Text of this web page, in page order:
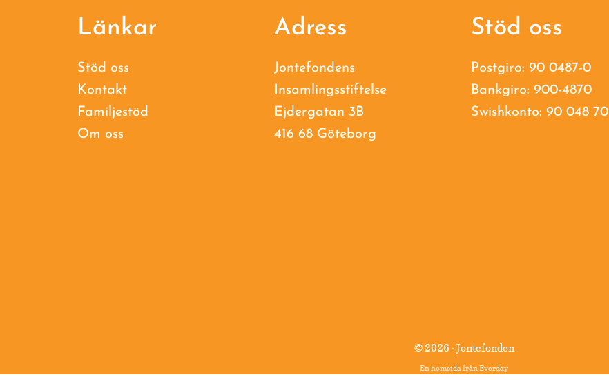
Länkar
Stöd oss
Kontakt
Familjestöd
Om oss
Adress
Jontefondens
Insamlingsstiftelse
Ejdergatan 3B
416 68 Göteborg
Stöd oss
Postgiro: 90 0487-0
Bankgiro: 900-4870
Swishkonto: 90 048 70
© 2026 · Jontefonden
En hemsida frånEverday